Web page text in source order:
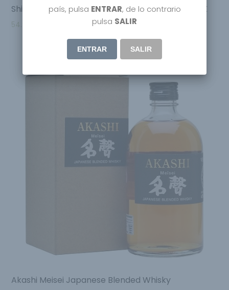
Shinobu Japanase Blended Whisky Mizunara OAK
54.95
Akashi Meisei Japanese Blended Whisky
país, pulsa ENTRAR, de lo contrario
pulsa SALIR
ENTRAR SALIR